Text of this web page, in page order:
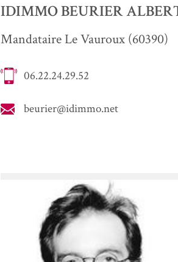
IDIMMO BEURIER
Mandataire Le Vauroux (60390)
06.22.24.29.52
beurier@idimmo.net